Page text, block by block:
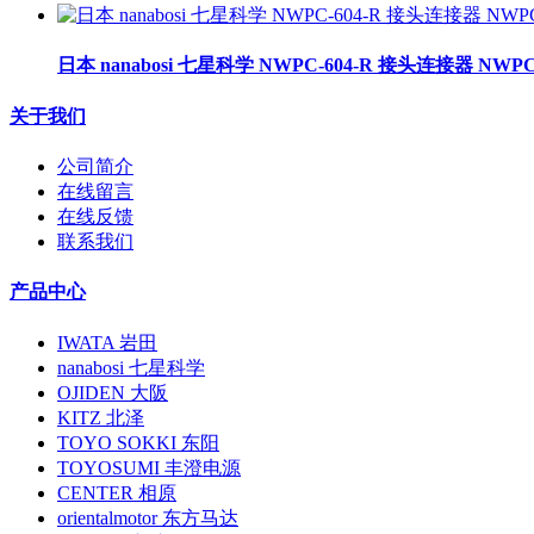
日本 nanabosi 七星科学 NWPC-604-R 接头连接器
关于我们
公司简介
在线留言
在线反馈
联系我们
产品中心
IWATA 岩田
nanabosi 七星科学
OJIDEN 大阪
KITZ 北泽
TOYO SOKKI 东阳
TOYOSUMI 丰澄电源
CENTER 相原
orientalmotor 东方马达